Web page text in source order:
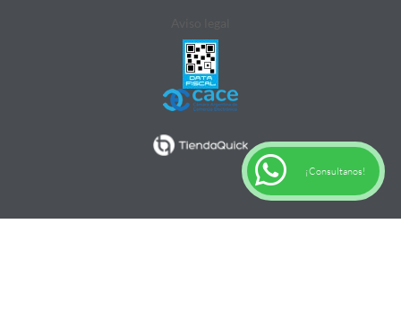
¡Consultanos!